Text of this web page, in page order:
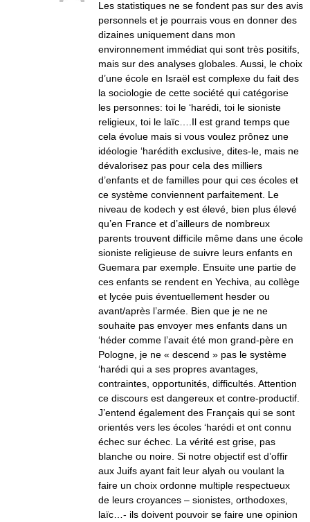
Les statistiques ne se fondent pas sur des avis
personnels et je pourrais vous en donner des
dizaines uniquement dans mon
environnement immédiat qui sont très positifs,
mais sur des analyses globales. Aussi, le choix
d’une école en Israël est complexe du fait des
la sociologie de cette société qui catégorise
les personnes: toi le ‘harédi, toi le sioniste
religieux, toi le laïc….Il est grand temps que
cela évolue mais si vous voulez prônez une
idéologie ‘harédith exclusive, dites-le, mais ne
dévalorisez pas pour cela des milliers
d’enfants et de familles pour qui ces écoles et
ce système conviennent parfaitement. Le
niveau de kodech y est élevé, bien plus élevé
qu’en France et d’ailleurs de nombreux
parents trouvent difficile même dans une école
sioniste religieuse de suivre leurs enfants en
Guemara par exemple. Ensuite une partie de
ces enfants se rendent en Yechiva, au collège
et lycée puis éventuellement hesder ou
avant/après l’armée. Bien que je ne ne
souhaite pas envoyer mes enfants dans un
‘héder comme l’avait été mon grand-père en
Pologne, je ne « descend » pas le système
‘harédi qui a ses propres avantages,
contraintes, opportunités, difficultés. Attention
ce discours est dangereux et contre-productif.
J’entend également des Français qui se sont
orientés vers les écoles ‘harédi et ont connu
échec sur échec. La vérité est grise, pas
blanche ou noire. Si notre objectif est d’offir
aux Juifs ayant fait leur alyah ou voulant la
faire un choix ordonne multiple respectueux
de leurs croyances – sionistes, orthodoxes,
laïc…- ils doivent pouvoir se faire une opinion